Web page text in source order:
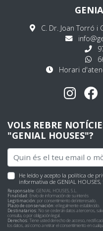
C. Dr. Joan Torró i
Horari
VOLS REBRE
"GENIAL HOUSES"?
He leído y acepto la política de
informativa de GENIAL HOUSES,
Responsable:GENIAL HOUSES, S.L.
Finalidad: Envío de información de su interés
Legitimación:por consentimiento del interesado.
Plazo de conservación:el legalmente establecido.
Destinatarios: No se cederán datos a terceros,
consulta, o por obligación legal.
Derechos:Tiene usted derecho de acceso,
los datos, así como a retirar el consentimiento en